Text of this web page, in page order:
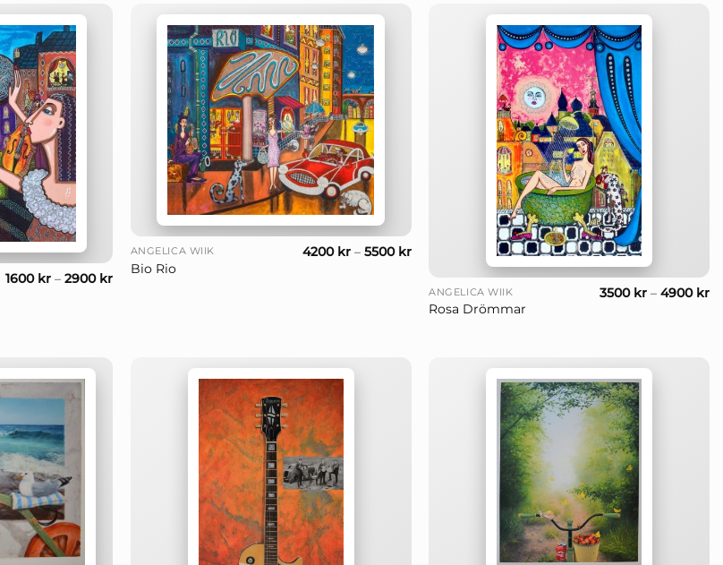
1600 kr –2900 kr
+
ANGELICA WIIK
Bio Rio
4200 kr– 5500 kr
ANGELICA WIIK
Rosa Drömmar
3500 kr –4900 kr